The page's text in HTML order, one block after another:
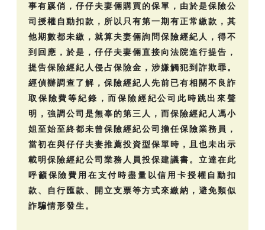
事有蹊俏，仔仔夫妻倆購買的保單，由於是保險公
司授權自動扣款，所以只有第一期有正常繳款，其
他期數都未繳，就算夫妻倆詢問保險經紀人，得不
到回應，於是，仔仔夫妻倆直接向法院進行提告，
提告保險經紀人侵占保險金，涉嫌觸犯到詐欺罪。
經偵辦調查了解，保險經紀人先前已有相關不良詐
取保險費等紀錄，而保險經紀公司此時跳出來聲
明，強調公司是無辜的第三人，而保險經紀人馮小
姐至始至終都未曾保險經紀公司擔任保險業務員，
當初在與仔仔夫妻推薦投資型保單時，且也未出示
載明保險經紀公司業務人員投保建議書。立達在此
呼籲保險費用在支付時盡量以信用卡授權自動扣
款、自行匯款、開立支票等方式來繳納，避免類似
詐騙情形發生。